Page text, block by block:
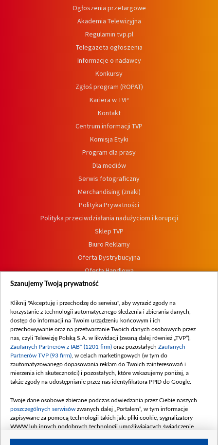
Ogłoszenia przetargowe
Akademia Telewizyjna
Regulamin tvp.pl
Telegazeta ogłoszenia
Informacje o nadawcy
Konkursy
Zgłoś program (ROPAT)
Kariera w TVP
Kontakt
Centrum informacji TVP
Komisja Etyki
Program dla prasy
Dla mediów
Serwis fotograficzny
Merchandising (znaki)
Polityka Prywatności
Polityka przeciwdziałania nadużyciom i korupcji
Sklep TVP
Biuro Reklamy
Oferta Dystrybucyjna
Oferta Handlowa
Dostępność
Procedura zgłoszeń wewnętrznych
Szanujemy Twoją prywatność
Kliknij "Akceptuję i przechodzę do serwisu", aby wyrazić zgody na
korzystanie z technologii automatycznego śledzenia i zbierania danych,
dostęp do informacji na Twoim urządzeniu końcowym i ich
przechowywanie oraz na przetwarzanie Twoich danych osobowych przez
nas, czyli Telewizję Polską S.A. w likwidacji (zwaną dalej również „TVP”),
Zaufanych Partnerów z IAB* (1201 firm) oraz pozostałych Zaufanych
Partnerów TVP (93 firm) , w celach marketingowych (w tym do
zautomatyzowanego dopasowania reklam do Twoich zainteresowań i
mierzenia ich skuteczności) i pozostałych, które wskazujemy poniżej, a
także zgody na udostępnianie przez nas identyfikatora PPID do Google.
Twoje dane osobowe zbierane podczas odwiedzania przez Ciebie naszych
poszczególnych serwisów zwanych dalej „Portalem”, w tym informacje
zapisywane za pomocą technologii takich jak: pliki cookie, sygnalizatory
WWW lub innych podobnych technologii umożliwiających świadczenie